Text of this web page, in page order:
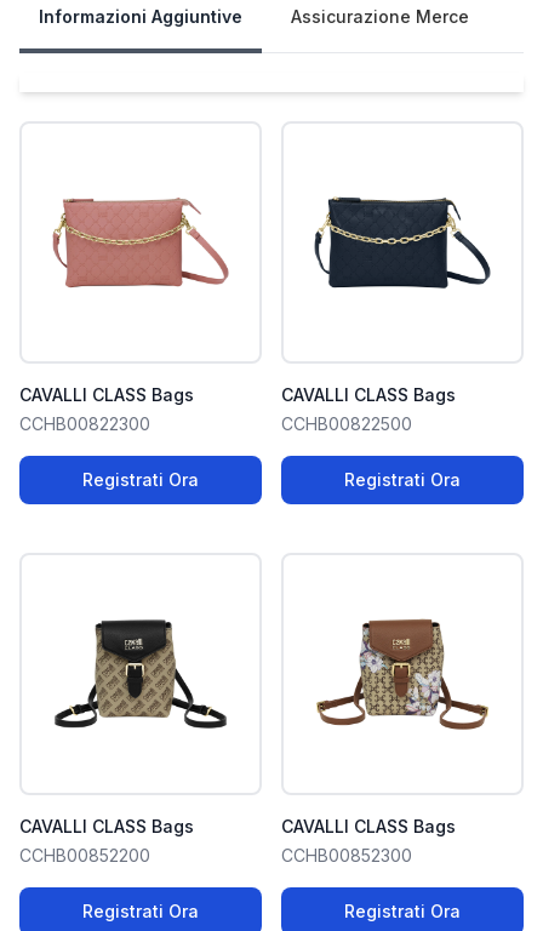
Informazioni Aggiuntive Assicurazione Merce
CAVALLI CLASS Bags
CCHB00822300
Registrati Ora
CAVALLI CLASS Bags
CCHB00822500
Registrati Ora
CAVALLI CLASS Bags
CCHB00852200
Registrati Ora
CAVALLI CLASS Bags
CCHB00852300
Registrati Ora